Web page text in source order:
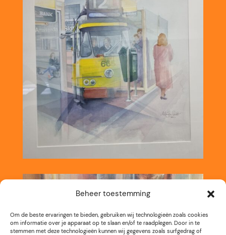
Beheer toestemming
Om de beste ervaringen te bieden, gebruiken wij technologieën zoals cookies
om informatie over je apparaat op te slaan en/of te raadplegen. Door in te
stemmen met deze technologieën kunnen wij gegevens zoals surfgedrag of